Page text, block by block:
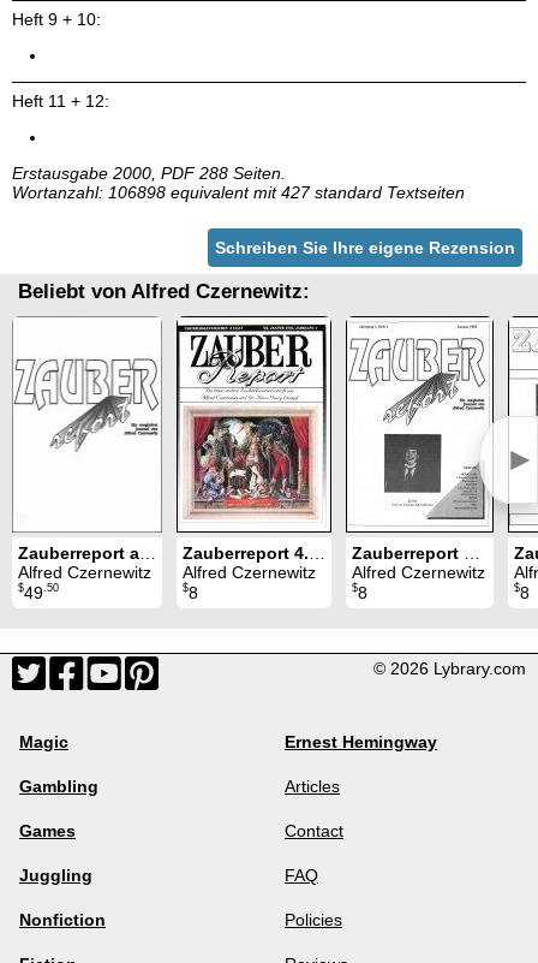
Heft 9 + 10:
Heft 11 + 12:
Erstausgabe 2000, PDF 288 Seiten.
Wortanzahl: 106898 equivalent mit 427 standard Textseiten
Schreiben Sie Ihre eigene Rezension
Beliebt von Alfred Czernewitz:
►
Zauberreport alle Jahrgänge (1992 - 2001)
Alfred Czernewitz
$49.50
Zauberreport 4. Jahrgang (1995)
Alfred Czernewitz
$8
Zauberreport 1. Jahrgang (1992)
Alfred Czernewitz
$8 $8
© 2026 Lybrary.com
Magic
Gambling
Games
Juggling
Nonfiction
Ernest Hemingway
Articles
Contact
FAQ
Policies